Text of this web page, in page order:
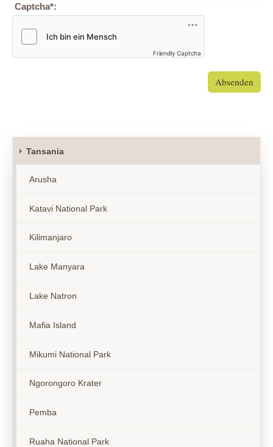
Captcha*:
Friendly Captcha
Absenden
Tansania
Arusha
Katavi National Park
Kilimanjaro
Lake Manyara
Lake Natron
Mafia Island
Mikumi National Park
Ngorongoro Krater
Pemba
Ruaha National Park